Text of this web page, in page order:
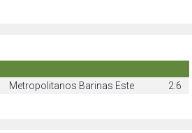
Metropolitanos Barinas Este 2:6